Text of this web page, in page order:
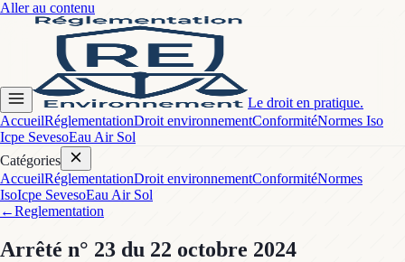
Aller au contenu
Le droit en pratique.
AccueilRéglementationDroit environnementConformitéNormes Iso
Icpe SevesoEau Air Sol
Catégories
AccueilRéglementationDroit environnementConformitéNormes
IsoIcpe SevesoEau Air Sol
←Reglementation
Arrêté n° 23 du 22 octobre 2024